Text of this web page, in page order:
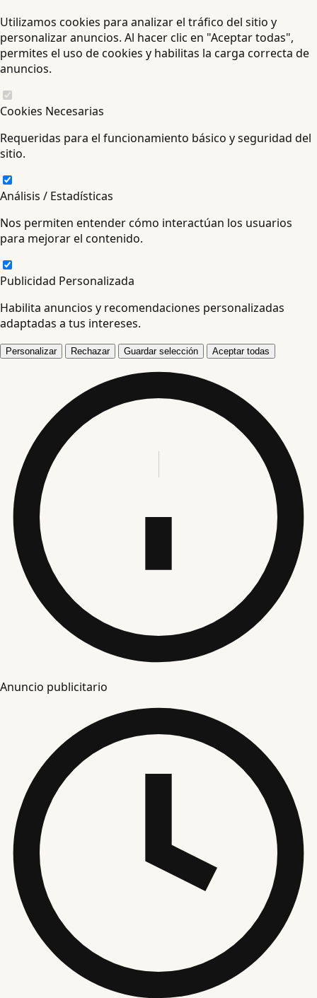
Utilizamos cookies para analizar el tráfico del sitio y
personalizar anuncios. Al hacer clic en "Aceptar todas",
permites el uso de cookies y habilitas la carga correcta de
anuncios.
Cookies Necesarias
Requeridas para el funcionamiento básico y seguridad del
sitio.
Análisis / Estadísticas
Nos permiten entender cómo interactúan los usuarios
para mejorar el contenido.
Publicidad Personalizada
Habilita anuncios y recomendaciones personalizadas
adaptadas a tus intereses.
Personalizar Rechazar Guardar selección Aceptar todas
Anuncio publicitario